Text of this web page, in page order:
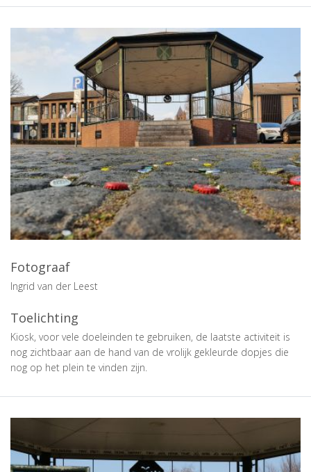
Fotograaf
Ingrid van der Leest
Toelichting
Kiosk, voor vele doeleinden te gebruiken, de laatste activiteit is
nog zichtbaar aan de hand van de vrolijk gekleurde dopjes die
nog op het plein te vinden zijn.